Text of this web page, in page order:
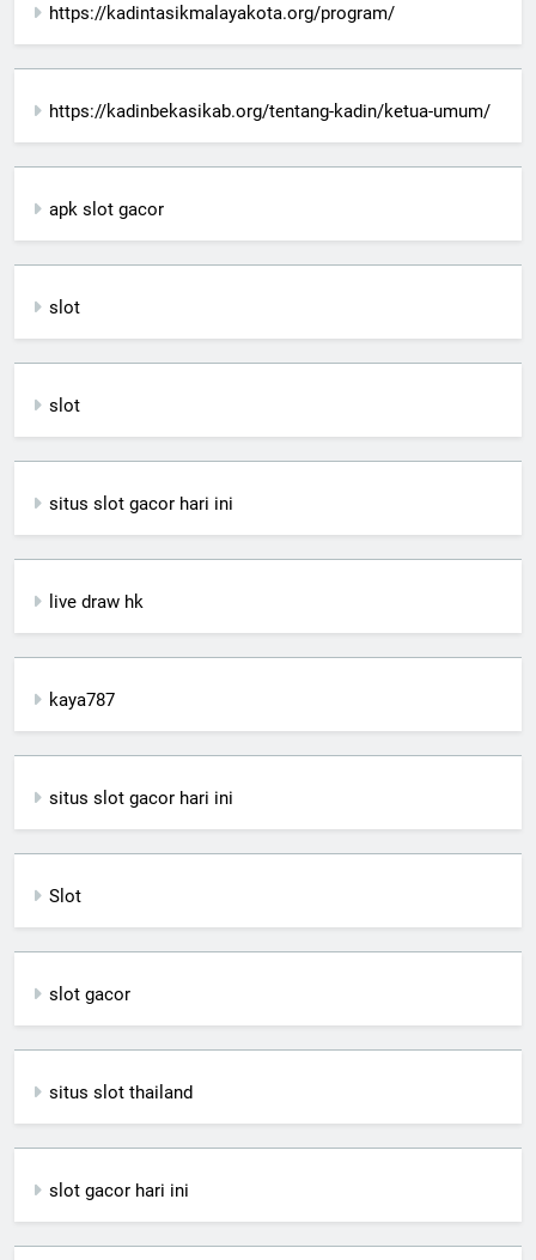
https://kadintasikmalayakota.org/program/
https://kadinbekasikab.org/tentang-kadin/ketua-umum/
apk slot gacor
slot
slot
situs slot gacor hari ini
live draw hk
kaya787
situs slot gacor hari ini
Slot
slot gacor
situs slot thailand
slot gacor hari ini